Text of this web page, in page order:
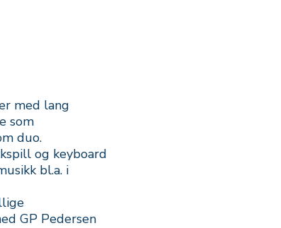
med lang
som
duo.
og keyboard
bl.a. i
GP Pedersen